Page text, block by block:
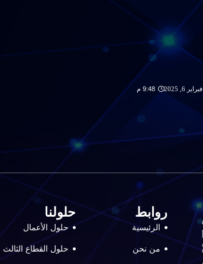
فبراير 6, 2025 9:48 م
روابط
الرئيسية
من نحن
حلولنا
حلول الأعمال
حلول القطاع الثالث